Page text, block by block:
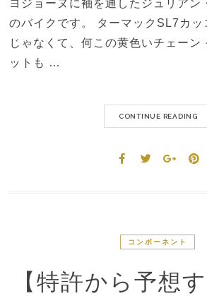
ヨジョーヌに袖を通したジュリアン
のバイクです。 ターマックSL7カ
じゃなくて、何この黄色いチェーン
ットも …
CONTINUE READING
コンポーネント
【特許から予想